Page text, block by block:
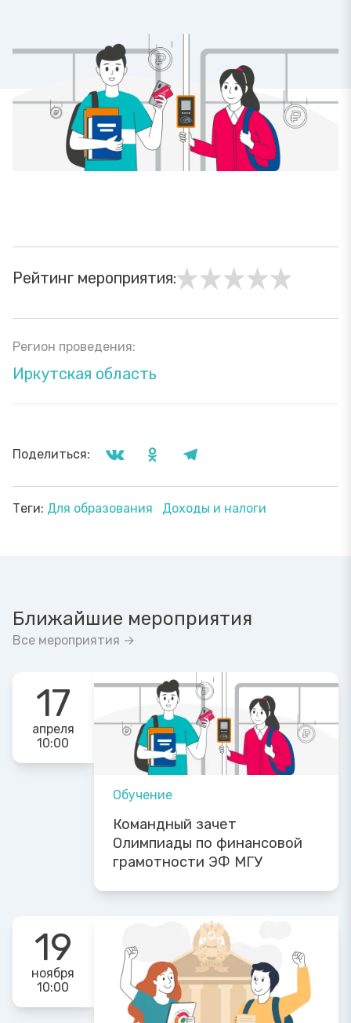
Рейтинг мероприятия:
Регион проведения:
Иркутская область
Поделиться:
Теги: Для образования Доходы и налоги
Ближайшие мероприятия
Все мероприятия →
17
апреля
10:00
Обучение
Командный зачет
Олимпиады по финансовой
грамотности ЭФ МГУ
19
ноября
10:00